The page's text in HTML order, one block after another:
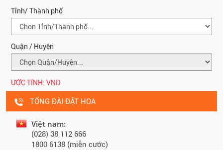
Tỉnh/ Thành phố
Quận / Huyện
ƯỚC TÍNH: VND
TỔNG ĐÀI ĐẶT HOA
Việt nam:
(028) 38 112 666
1800 6138 (miễn cước)